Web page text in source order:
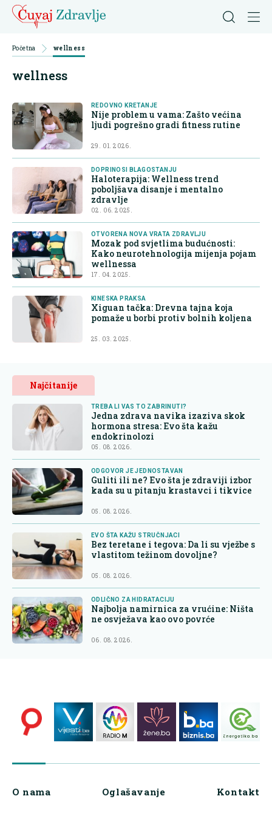
Početna wellness
wellness
REDOVNO KRETANJE
Nije problem u vama: Zašto većina
ljudi pogrešno gradi fitness rutine
29. 01. 2026.
DOPRINOSI BLAGOSTANJU
Haloterapija: Wellness trend
poboljšava disanje i mentalno
zdravlje
02. 06. 2025.
OTVORENA NOVA VRATA ZDRAVLJU
Mozak pod svjetlima budućnosti:
Kako neurotehnologija mijenja pojam
wellnessa
17. 04. 2025.
KINESKA PRAKSA
Xiguan tačka: Drevna tajna koja
pomaže u borbi protiv bolnih koljena
25. 03. 2025.
Najčitanije
TREBA LI VAS TO ZABRINUTI?
Jedna zdrava navika izaziva skok
hormona stresa: Evo šta kažu
endokrinolozi
05. 08. 2026.
ODGOVOR JE JEDNOSTAVAN
Guliti ili ne? Evo šta je zdraviji izbor
kada su u pitanju krastavci i tikvice
05. 08. 2026.
EVO ŠTA KAŽU STRUČNJACI
Bez teretane i tegova: Da li su vježbe s
vlastitom težinom dovoljne?
05. 08. 2026.
ODLIČNO ZA HIDRATACIJU
Najbolja namirnica za vrućine: Ništa
ne osvježava kao ovo povrće
06. 08. 2026.
O nama Oglašavanje Kontakt